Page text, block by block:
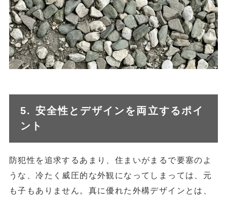
5. 安全性とデザインを両立するポイ
ント
防犯性を追求するあまり、住まいがまるで要塞のよ
うな、冷たく威圧的な外観になってしまっては、元
も子もありません。真に優れた外構デザインとは、